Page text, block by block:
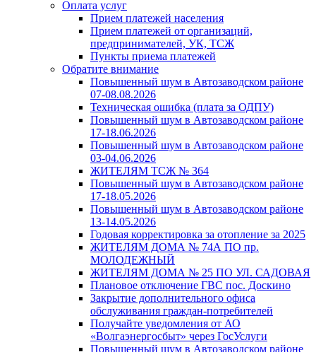
Оплата услуг
Прием платежей населения
Прием платежей от организаций,
предпринимателей, УК, ТСЖ
Пункты приема платежей
Обратите внимание
Повышенный шум в Автозаводском районе
07-08.08.2026
Техническая ошибка (плата за ОДПУ)
Повышенный шум в Автозаводском районе
17-18.06.2026
Повышенный шум в Автозаводском районе
03-04.06.2026
ЖИТЕЛЯМ ТСЖ № 364
Повышенный шум в Автозаводском районе
17-18.05.2026
Повышенный шум в Автозаводском районе
13-14.05.2026
Годовая корректировка за отопление за 2025
ЖИТЕЛЯМ ДОМА № 74А ПО пр.
МОЛОДЕЖНЫЙ
ЖИТЕЛЯМ ДОМА № 25 ПО УЛ. САДОВАЯ
Плановое отключение ГВС пос. Доскино
Закрытие дополнительного офиса
обслуживания граждан-потребителей
Получайте уведомления от АО
«Волгаэнергосбыт» через ГосУслуги
Повышенный шум в Автозаводском районе